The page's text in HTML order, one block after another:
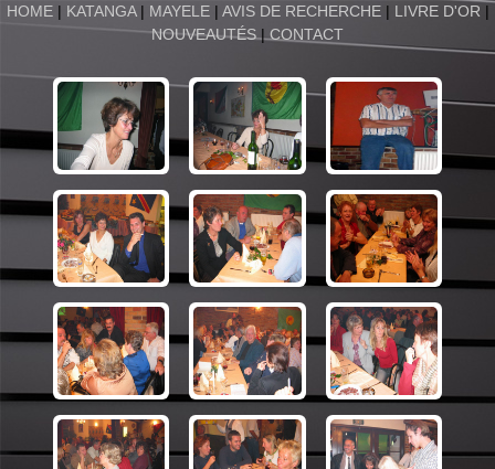
HOME | KATANGA| MAYELE| AVIS DE RECHERCHE| LIVRE D'OR |
NOUVEAUTÉS| CONTACT